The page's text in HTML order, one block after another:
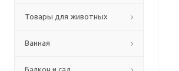
Товары для животных
Ванная
Балкон и сад